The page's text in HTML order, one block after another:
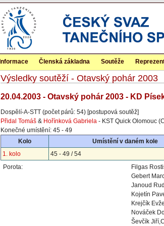
Informace Členská základna Soutěže
Výsledky soutěží - Otavský pohár 2003
20.04.2003 - Otavský pohár 2003 - KD
Dospělí-A-STT (počet párů: 54) [postupová soutěž]
Přidal Tomáš & Hořínková Gabriela - KST Quick Olomouc
Konečné umístění: 45 - 49
Kolo
Umístění v daném kole
1. kolo
45 - 49 / 54
Porota:
Filgas
Gebert
Janoud
Kojetín
Krejčík
Nováček
Ševčík